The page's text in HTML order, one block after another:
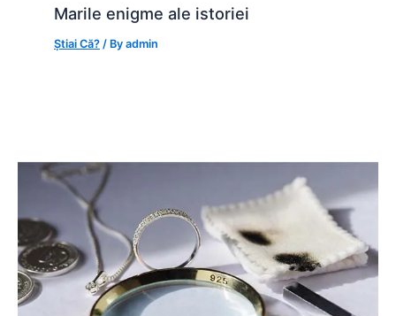
Marile enigme ale istoriei
Știai Că? / Byadmin